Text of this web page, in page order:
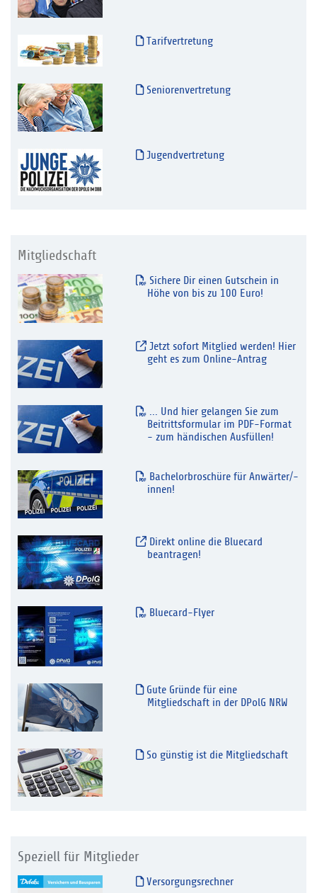
Tarifvertretung
Seniorenvertretung
Jugendvertretung
Mitgliedschaft
Sichere Dir einen Gutschein in
Höhe von bis zu 100 Euro!
Jetzt sofort Mitglied werden! Hier
geht es zum Online-Antrag
... Und hier gelangen Sie zum
Beitrittsformular im PDF-Format
- zum händischen Ausfüllen!
Bachelorbroschüre für Anwärter/-
innen!
Direkt online die Bluecard
beantragen!
Bluecard-Flyer
Gute Gründe für eine
Mitgliedschaft in der DPolG NRW
So günstig ist die Mitgliedschaft
Speziell für Mitglieder
Versorgungsrechner